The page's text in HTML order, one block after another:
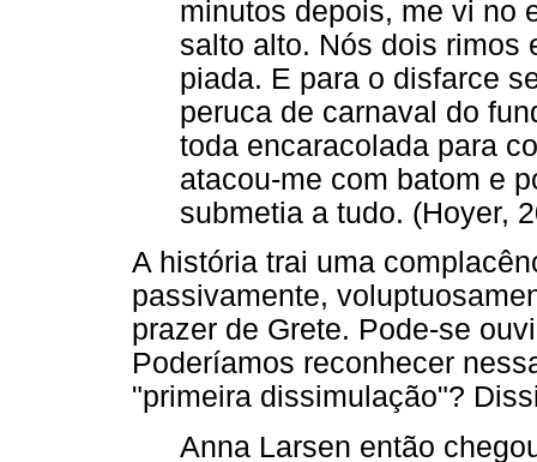
minutos depois, me vi no
salto alto. Nós dois rimos
piada. E para o disfarce
peruca de carnaval do
toda encaracolada para
atacou-me com batom e
submetia a tudo. (Hoyer,
A história trai uma
passivamente,
prazer de Grete. Pode-se
Poderíamos reconhecer
"primeira dissimulação"?
Anna Larsen então